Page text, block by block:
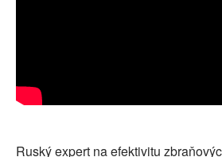
Ruský expert na efektivitu